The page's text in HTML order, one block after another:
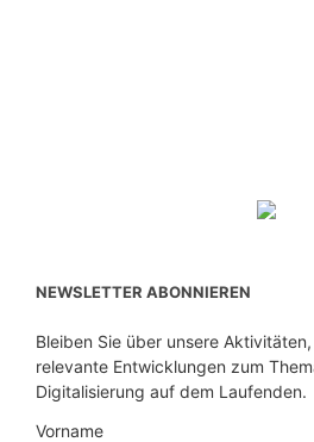
NEWSLETTER ABONNIEREN
Bleiben Sie über unsere
relevante Entwicklungen zum
Digitalisierung auf dem Laufenden.
Vorname